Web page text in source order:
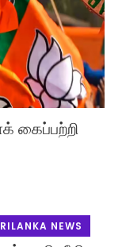
கைப்பற்றி
NEWS